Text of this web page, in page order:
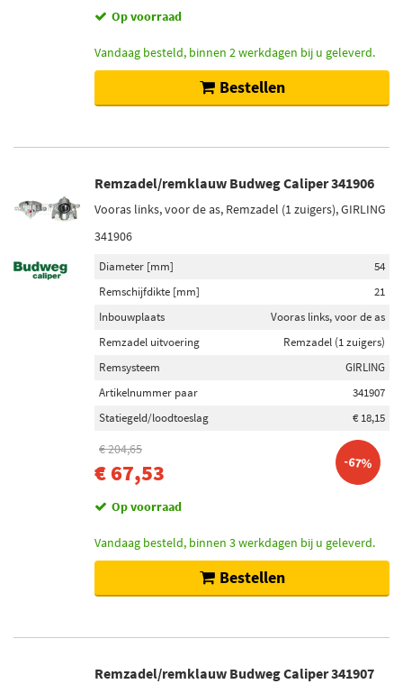
Op voorraad
Vandaag besteld, binnen 2 werkdagen bij u geleverd.
Bestellen
Remzadel/remklauw Budweg Caliper 341906
Vooras links, voor de as, Remzadel (1 zuigers), GIRLING
341906
Diameter [mm]
54
Remschijfdikte [mm]
21
Inbouwplaats
Vooras links, voor de as
Remzadel uitvoering
Remzadel (1 zuigers)
Remsysteem
GIRLING
Artikelnummer paar
341907
Statiegeld/loodtoeslag
€ 18,15
€ 204,65
€ 67,53 -67%
Op voorraad
Vandaag besteld, binnen 3 werkdagen bij u geleverd.
Bestellen
Remzadel/remklauw Budweg Caliper 341907